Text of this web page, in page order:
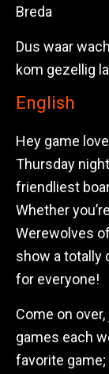
Breda
Dus waar
kom gezellig
English
Hey game
Thursday
friendliest
Whether
Werewolves
show a totally
for everyone!
Come on
games each
favorite game;